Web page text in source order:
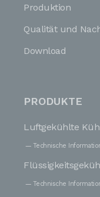
Produktion
Qualität und
Download
PRODUKTE
Luftgekühlte
Technische
Technische